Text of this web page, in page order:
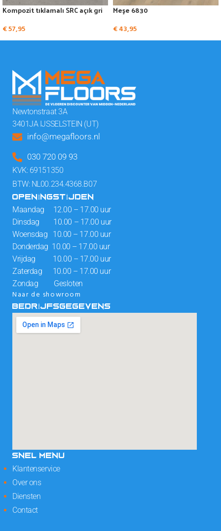
Kompozit tıklamalı SRC açık gri
€57,95
Meşe 6830
€43,95
Newtonstraat 3A
3401JA IJSSELSTEIN (UT)
info@megafloors.nl
030 720 09 93
KVK: 69151350
BTW: NL00.234.4368.B07
OPENINGSTIJDEN
Maandag 12.00 – 17.00 uur
Dinsdag 10.00 – 17.00 uur
Woensdag 10.00 – 17.00 uur
Donderdag 10.00 – 17.00 uur
Vrijdag 10.00 – 17.00 uur
Zaterdag 10.00 – 17.00 uur
Zondag Gesloten
Naar de showroom
BEDRIJFSGEGEVENS
SNEL MENU
Klantenservice
Over ons
Diensten
Contact